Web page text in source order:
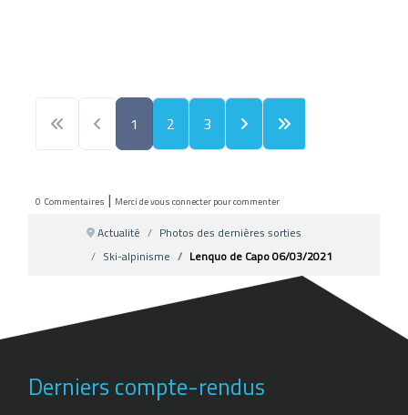
1 2 3
0 Commentaires | Merci de vous connecter pour commenter
Actualité
Photos des dernières sorties
Ski-alpinisme
Lenquo de Capo 06/03/2021
Derniers compte-rendus